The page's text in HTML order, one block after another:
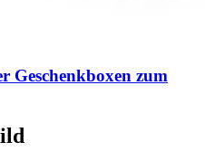
Geschenkboxen zum